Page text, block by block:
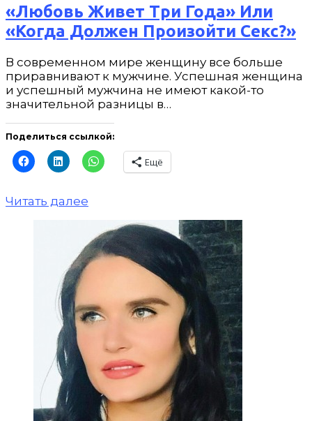
«Любовь Живет Три Года» Или
«Когда Должен Произойти Секс?»
В современном мире женщину все больше
приравнивают к мужчине. Успешная женщина
и успешный мужчина не имеют какой-то
значительной разницы в…
Поделиться ссылкой:
Ещё
Читать далее